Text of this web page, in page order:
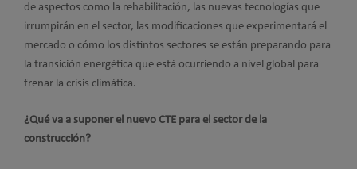
de aspectos como la rehabilitación, las nuevas tecnologías que
irrumpirán en el sector, las modificaciones que experimentará el
mercado o cómo los distintos sectores se están preparando para
la transición energética que está ocurriendo a nivel global para
frenar la crisis climática.
¿Qué va a suponer el nuevo CTE para el sector de la
construcción?